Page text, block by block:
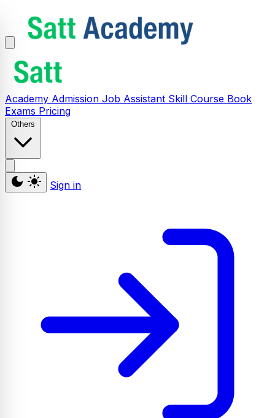
Academy Admission Job Assistant Skill Course Book
Exams Pricing
Others
Sign in